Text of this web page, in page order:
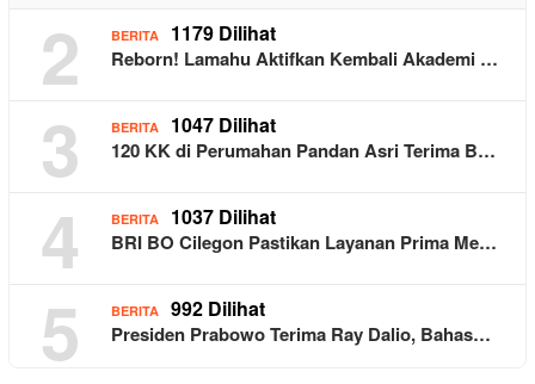
2 BERITA 1179 Dilihat
Reborn! Lamahu Aktifkan Kembali Akademi …
3 BERITA 1047 Dilihat
120 KK di Perumahan Pandan Asri Terima B…
4 BERITA 1037 Dilihat
BRI BO Cilegon Pastikan Layanan Prima Me…
5 BERITA 992 Dilihat
Presiden Prabowo Terima Ray Dalio, Bahas…